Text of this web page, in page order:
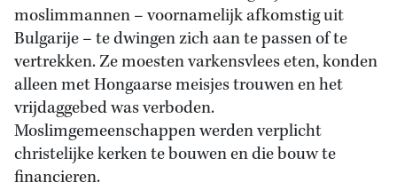
moslimmannen – voornamelijk afkomstig uit
Bulgarije – te dwingen zich aan te passen of te
vertrekken. Ze moesten varkensvlees eten, konden
alleen met Hongaarse meisjes trouwen en het
vrijdaggebed was verboden.
Moslimgemeenschappen werden verplicht
christelijke kerken te bouwen en die bouw te
financieren.